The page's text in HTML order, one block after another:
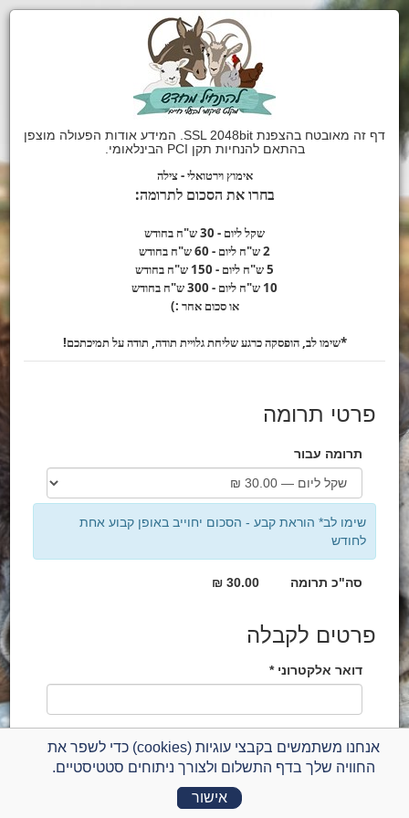
דף זה מאובטח בהצפנת SSL 2048bit. המידע אודות הפעולה מוצפן
בהתאם להנחיות תקן PCI הבינלאומי.
אימוץ וירטואלי - צילה
בחרואת הסכום לתרומה:
שקל ליום - 30 ש"ח בחודש
2 ש"ח ליום - 60 ש"ח בחודש
5 ש"ח ליום - 150 ש"ח בחודש
10 ש"ח ליום - 300 ש"ח בחודש
או סכום אחר :)
*שימו לב,הופסקה כרגעשליחת גלויית תודה, תודה על תמיכתכם!
פרטי תרומה
תרומה עבור
שימו לב* הוראת קבע - הסכום יחוייב באופן קבוע אחת
לחודש
סה"כ תרומה 30.00 ₪
פרטים לקבלה
דואר אלקטרוני *
לכבוד *
אנחנו משתמשים בקבצי עוגיות (cookies) כדי לשפר את
החוויה שלך בדף התשלום ולצורך ניתוחים סטטיסטיים.